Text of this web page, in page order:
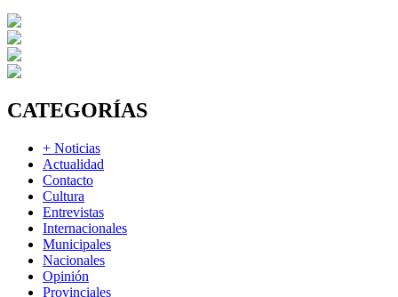
CATEGORÍAS
+ Noticias
Actualidad
Contacto
Cultura
Entrevistas
Internacionales
Municipales
Nacionales
Opinión
Provinciales